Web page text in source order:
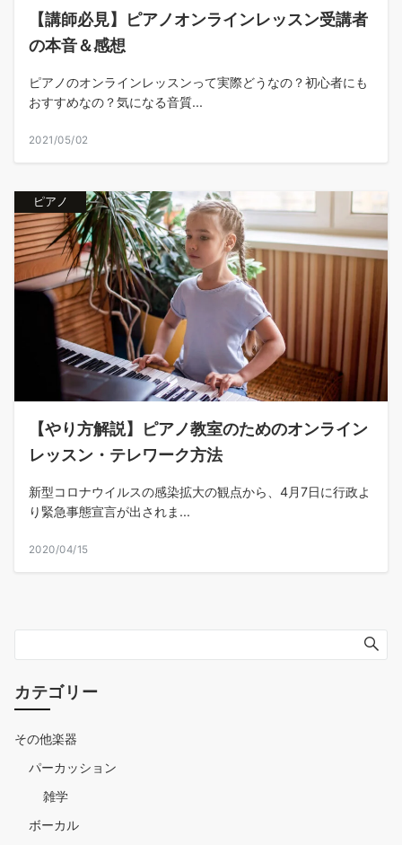
【講師必見】ピアノオンラインレッスン受講者
の本音＆感想
ピアノのオンラインレッスンって実際どうなの？初心者にも
おすすめなの？気になる音質...
2021/05/02
ピアノ
【やり方解説】ピアノ教室のためのオンライン
レッスン・テレワーク方法
新型コロナウイルスの感染拡大の観点から、4月7日に行政よ
り緊急事態宣言が出されま...
2020/04/15
カテゴリー
その他楽器
パーカッション
雑学
ボーカル